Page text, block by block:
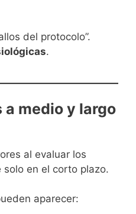
del protocolo”.
.
medio y largo
al evaluar los
en el corto plazo.
aparecer: